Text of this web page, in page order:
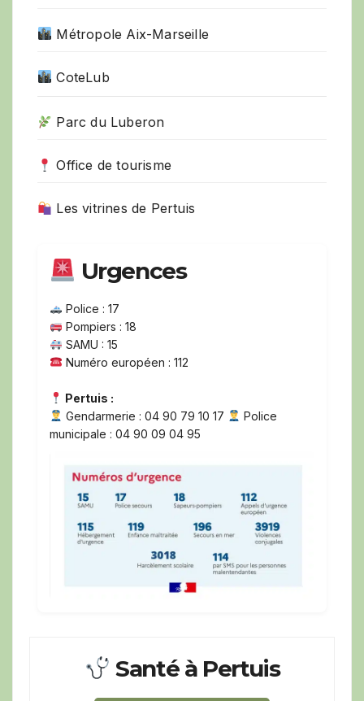
Métropole Aix-Marseille
CoteLub
Parc du Luberon
Office de tourisme
Les vitrines de Pertuis
Urgences
Police : 17
Pompiers : 18
SAMU : 15
Numéro européen : 112
Pertuis :
Gendarmerie : 04 90 79 10 17
Police
municipale : 04 90 09 04 95
Santé à Pertuis